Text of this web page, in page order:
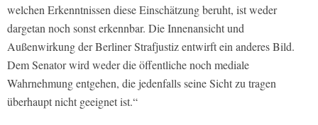
welchen Erkenntnissen diese Einschätzung beruht, ist weder
dargetan noch sonst erkennbar. Die Innenansicht und
Außenwirkung der Berliner Strafjustiz entwirft ein anderes Bild.
Dem Senator wird weder die öffentliche noch mediale
Wahrnehmung entgehen, die jedenfalls seine Sicht zu tragen
überhaupt nicht geeignet ist.“